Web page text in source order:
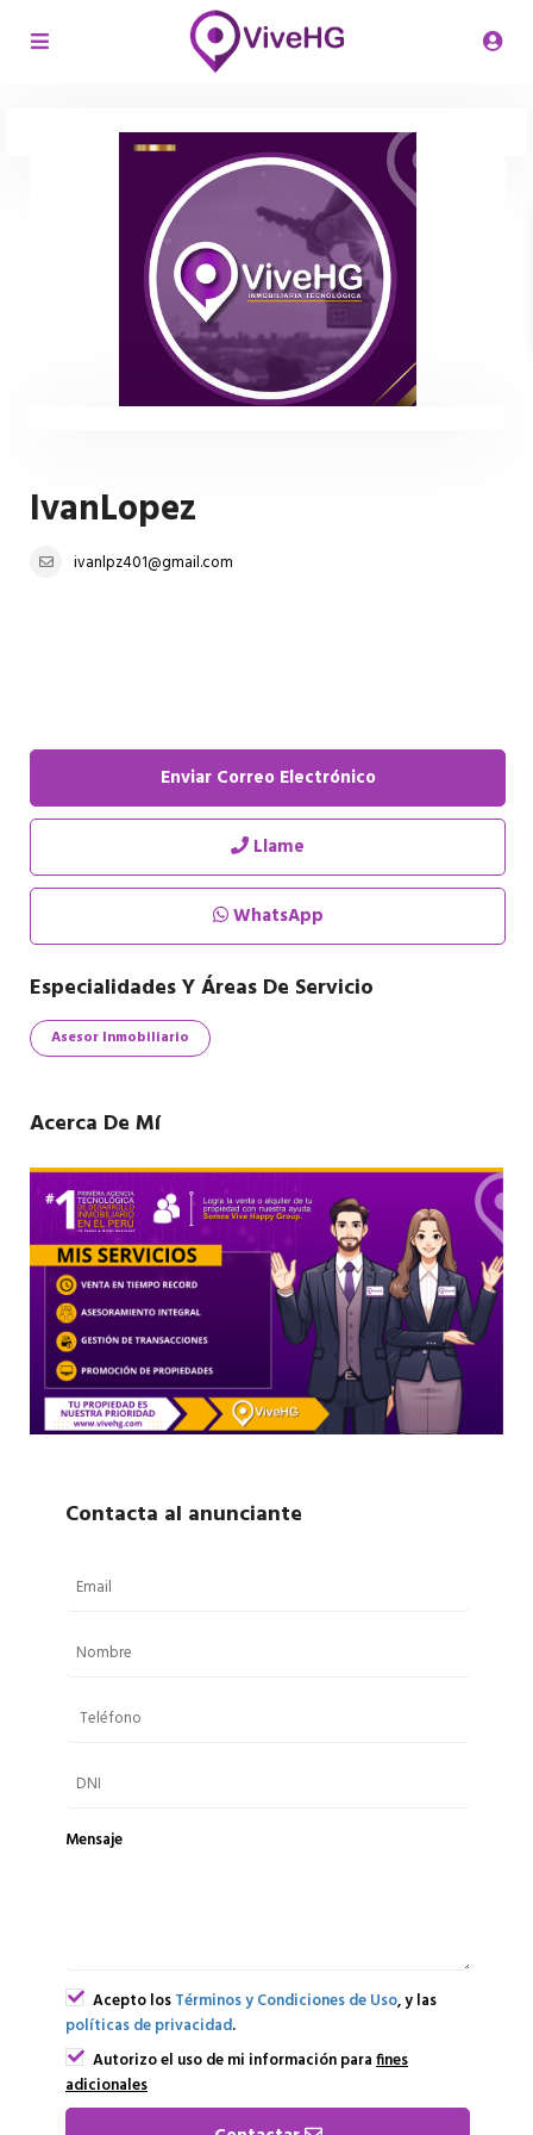
IvanLopez
ivanlpz401@gmail.com
Enviar Correo Electrónico
Llame
WhatsApp
Especialidades Y Áreas De Servicio
Asesor Inmobiliario
Acerca De Mí
Contacta al anunciante
Mensaje
Acepto losTérminos y Condiciones de Uso, y las
políticas de privacidad.
Autorizo el uso de mi información parafines
adicionales